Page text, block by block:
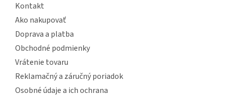
Kontakt
Ako nakupovať
Doprava a platba
Obchodné podmienky
Vrátenie tovaru
Reklamačný a záručný poriadok
Osobné údaje a ich ochrana